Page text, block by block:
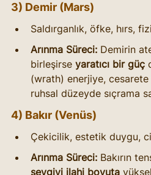
3) Demir (Mars)
Saldırganlık, öfke, hırs,
Arınma Süreci: Demirin
birleşirse yaratıcı bir güç
(wrath) enerjiye,
ruhsal düzeyde sıçrama
4) Bakır (Venüs)
Çekicilik, estetik duygu,
Arınma Süreci: Bakırın
sevgiyi ilahi boyuta